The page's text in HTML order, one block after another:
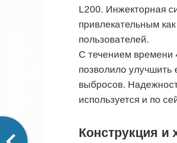
L200. Инжекторная
привлекательным
пользователей.
С течением времени
позволило улучшить
выбросов.
используется и по
Конструкция и